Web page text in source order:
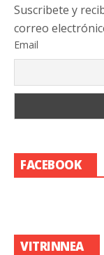
Suscribete y
correo
Email
FACEBOOK
VITRINNEA